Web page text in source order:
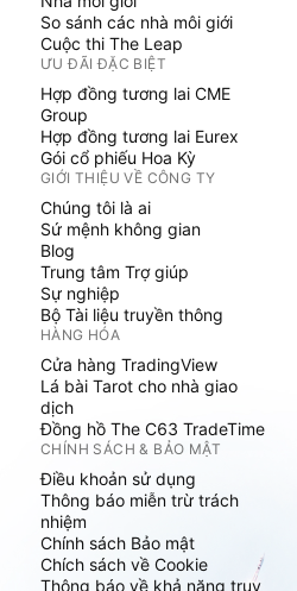
So sánh các nhà môi giới
Cuộc thi The Leap
ƯU ĐÃI ĐẶC BIỆT
Hợp đồng tương lai CME
Group
Hợp đồng tương lai Eurex
Gói cổ phiếu Hoa Kỳ
GIỚI THIỆU VỀ CÔNG TY
Chúng tôi là ai
Sứ mệnh không gian
Blog
Trung tâm Trợ giúp
Sự nghiệp
Bộ Tài liệu truyền thông
HÀNG HÓA
Cửa hàng TradingView
Lá bài Tarot cho nhà giao
dịch
Đồng hồ The C63 TradeTime
CHÍNH SÁCH & BẢO MẬT
Điều khoản sử dụng
Thông báo miễn trừ trách
nhiệm
Chính sách Bảo mật
Chích sách về Cookie
Thông báo về khả năng truy